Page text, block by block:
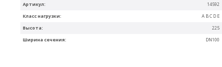
Артикул: 14592
Ширина сечения: DN100
Высота: 225
Класс нагрузки: A B C D E